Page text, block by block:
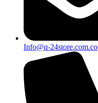
Info@q-24store.com.co